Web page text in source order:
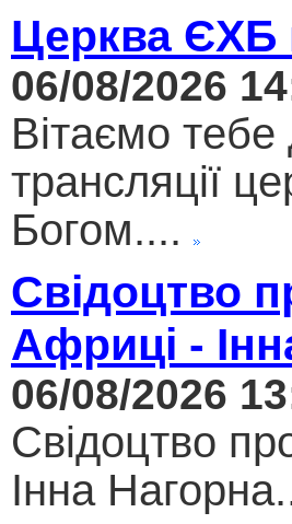
Церква ЄХБ
06/08/2026
Вітаємо
трансляції
Богом....
Свідоцтво
Африці -
06/08/2026
Свідоцтво
Інна